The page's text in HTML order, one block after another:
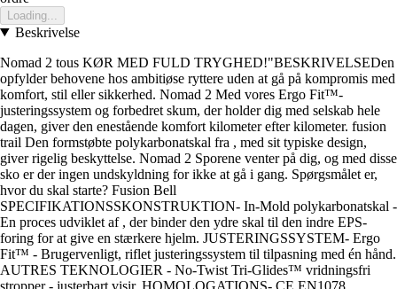
Loading...
Beskrivelse
Nomad 2 tous KØR MED FULD TRYGHED!"BESKRIVELSEDen
opfylder behovene hos ambitiøse ryttere uden at gå på kompromis med
komfort, stil eller sikkerhed. Nomad 2 Med vores Ergo Fit™-
justeringssystem og forbedret skum, der holder dig med selskab hele
dagen, giver den enestående komfort kilometer efter kilometer. fusion
trail Den formstøbte polykarbonatskal fra , med sit typiske design,
giver rigelig beskyttelse. Nomad 2 Sporene venter på dig, og med disse
sko er der ingen undskyldning for ikke at gå i gang. Spørgsmålet er,
hvor du skal starte? Fusion Bell
SPECIFIKATIONSSKONSTRUKTION- In-Mold polykarbonatskal -
En proces udviklet af , der binder den ydre skal til den indre EPS-
foring for at give en stærkere hjelm. JUSTERINGSSYSTEM- Ergo
Fit™ - Brugervenligt, riflet justeringssystem til tilpasning med én hånd.
AUTRES TEKNOLOGIER - No-Twist Tri-Glides™ vridningsfri
stropper - justerbart visir. HOMOLOGATIONS- CE EN1078